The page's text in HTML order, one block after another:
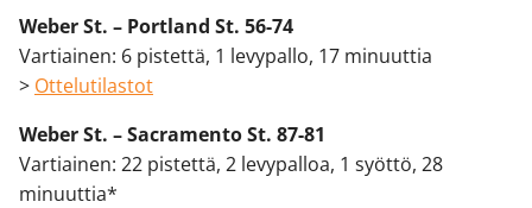
Weber St. – Portland St. 56-74
Vartiainen: 6 pistettä, 1 levypallo, 17 minuuttia
> Ottelutilastot
Weber St. – Sacramento St. 87-81
Vartiainen: 22 pistettä, 2 levypalloa, 1 syöttö, 28
minuuttia*